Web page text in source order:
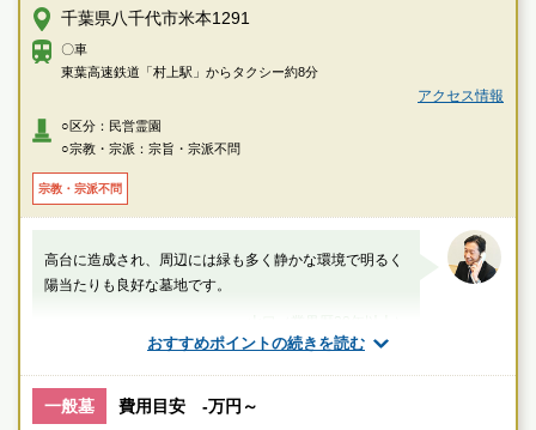
千葉県八千代市米本1291
〇車
東葉高速鉄道「村上駅」からタクシー約8分
アクセス情報
○区分：民営霊園
○宗教・宗派：宗旨・宗派不問
宗教・宗派不問
おすすめポイントの続きを読む
高台に造成され、周辺には緑も多く静かな環境で明るく
陽当たりも良好な墓地です。
千葉県 八千代市 村上(千葉県)駅
一般墓 費用目安 -万円～